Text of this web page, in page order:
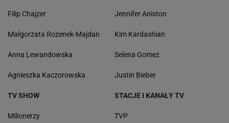
Filip Chajzer
Małgorzata Rozenek-Majdan
Anna Lewandowska
Agnieszka Kaczorowska
Jennifer Aniston
Kim Kardashian
Selena Gomez
Justin Bieber
TV SHOW
Milionerzy
STACJE I KANAŁY TV
TVP